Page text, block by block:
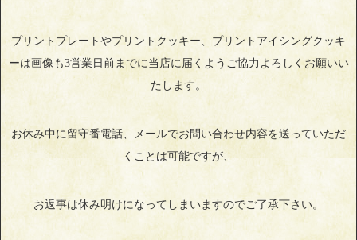
プリントプレートやプリントクッキー、プリントアイシングクッキ
ーは画像も3営業日前までに当店に届くようご協力よろしくお願いい
たします。
お休み中に留守番電話、メールでお問い合わせ内容を送っていただ
くことは可能ですが、
お返事は休み明けになってしまいますのでご了承下さい。